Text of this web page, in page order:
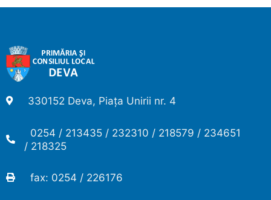
330152 Deva, Piața Unirii nr. 4
0254 / 213435 / 232310 / 218579 / 234651
/ 218325
fax: 0254 / 226176